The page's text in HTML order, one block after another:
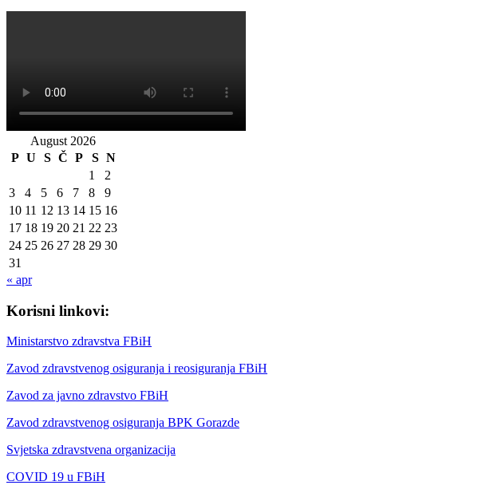
August 2026
P U S Č P S N
1
2
3
4 5 6 7 8
9
10 11 12 13 14 15 16
17 18 19 20 21 22 23
24 25 26 27 28 29 30
31
« apr
Korisni linkovi:
Ministarstvo zdravstva FBiH
Zavod zdravstvenog osiguranja i reosiguranja FBiH
Zavod za javno zdravstvo FBiH
Zavod zdravstvenog osiguranja BPK Gorazde
Svjetska zdravstvena organizacija
COVID 19 u FBiH